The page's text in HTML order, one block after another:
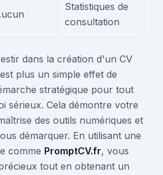
Statistiques de
consultation
dans la création d'un CV
plus un simple effet de
stratégique pour tout
sérieux. Cela démontre votre
des outils numériques et
démarquer. En utilisant une
comme PromptCV.fr, vous
tout en obtenant un